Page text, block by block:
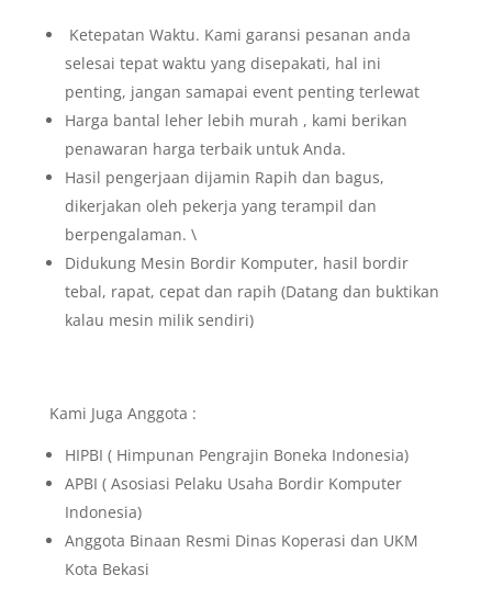
Ketepatan Waktu. Kami garansi pesanan anda
selesai tepat waktu yang disepakati, hal ini
penting, jangan samapai event penting terlewat
Harga bantal leher lebih murah , kami berikan
penawaran harga terbaik untuk Anda.
Hasil pengerjaan dijamin Rapih dan bagus,
dikerjakan oleh pekerja yang terampil dan
berpengalaman. \
Didukung Mesin Bordir Komputer, hasil bordir
tebal, rapat, cepat dan rapih (Datang dan buktikan
kalau mesin milik sendiri)
Kami Juga Anggota :
HIPBI ( Himpunan Pengrajin Boneka Indonesia)
APBI ( Asosiasi Pelaku Usaha Bordir Komputer
Indonesia)
Anggota Binaan Resmi Dinas Koperasi dan UKM
Kota Bekasi